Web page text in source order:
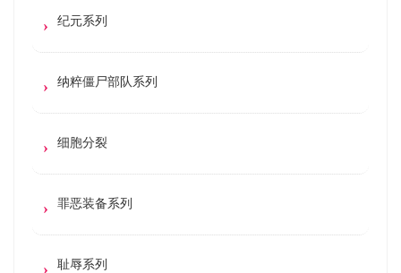
纪元系列
纳粹僵尸部队系列
细胞分裂
罪恶装备系列
耻辱系列